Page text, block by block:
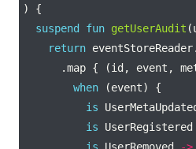
suspend
fun getUserAudit
return
.map { (id, event,
when
is
is UserRegistered